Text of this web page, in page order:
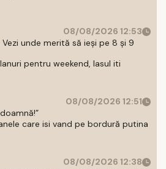
08/08/2026 12:53
unde merită să ieși pe 8 și 9
pentru weekend, Iasul iti
08/08/2026 12:51
care isi vand pe bordură putina
08/08/2026 12:38